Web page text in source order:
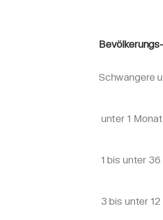
Schwangere
unter 1
1 bis unter
3 bis unter 12